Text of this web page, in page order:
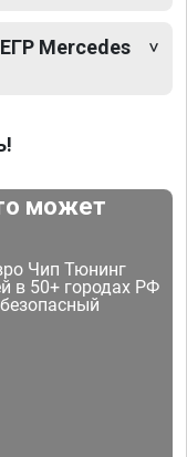
Mercedes
может
Чип Тюнинг
в 50+ городах РФ